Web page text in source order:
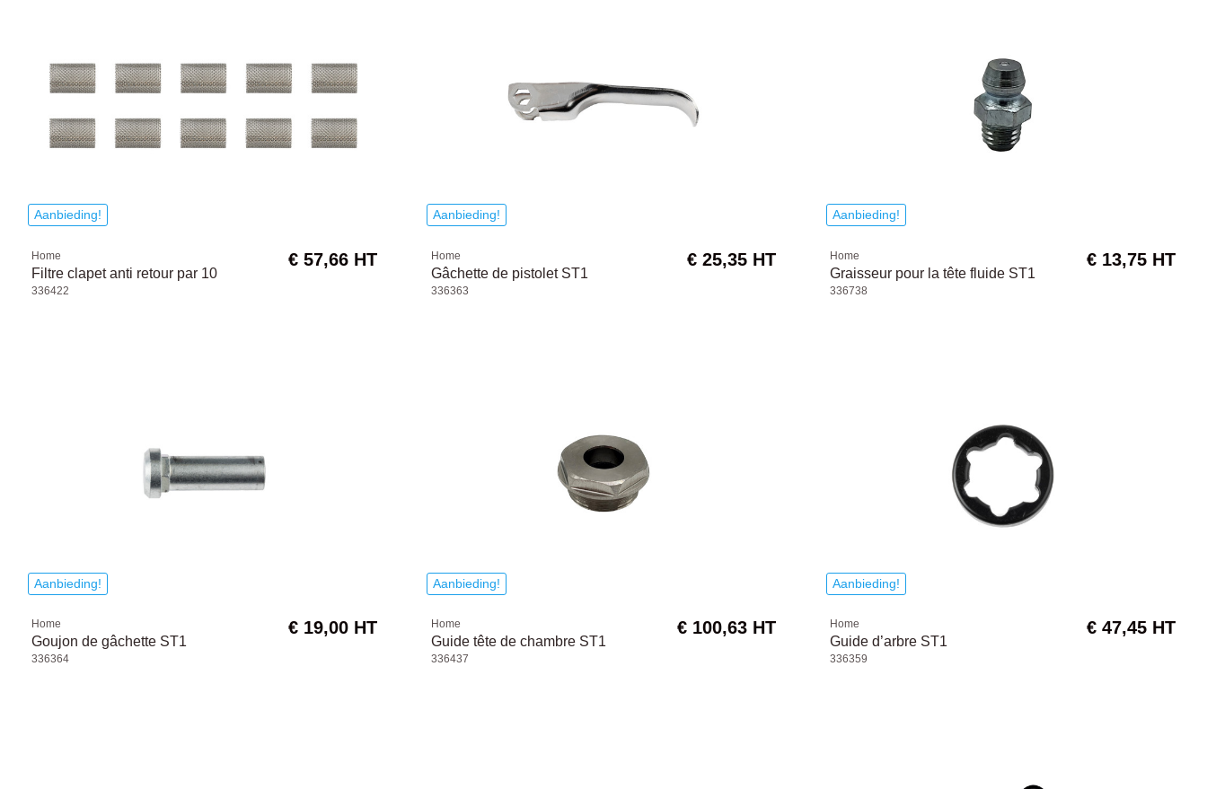
Aanbieding!
Home
Filtre clapet anti retour par 10
336422
€ 57,66 HT
Aanbieding!
Home
Gâchette de pistolet ST1
336363
€ 25,35 HT
Aanbieding!
Home
Graisseur pour la tête fluide ST1
336738
€ 13,75 HT
Aanbieding!
Home
Goujon de gâchette ST1
336364
€ 19,00 HT
Aanbieding!
Home
Guide tête de chambre ST1
336437
€ 100,63 HT
Aanbieding!
Home
Guide d’arbre ST1
336359
€ 47,45 HT